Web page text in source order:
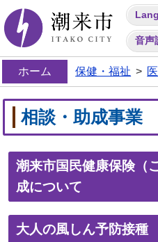
潮来
音声
ホーム 保健・福祉 >
相談・助成事業
潮来市国民健康保険
成について
大人の風しん予防接種